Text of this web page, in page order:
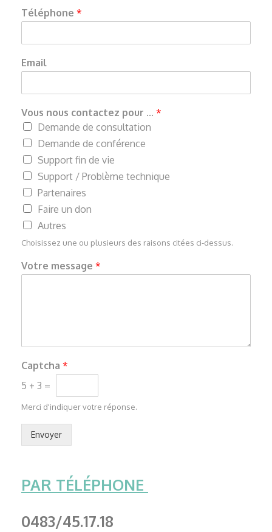
Téléphone *
Email
Vous nous contactez pour ... *
Demande de consultation
Demande de conférence
Support fin de vie
Support / Problème technique
Partenaires
Faire un don
Autres
Choisissez une ou plusieurs des raisons citées ci-dessus.
Votre message *
Captcha *
5 + 3 =
Merci d'indiquer votre réponse.
Envoyer
PAR TÉLÉPHONE
0483/45.17.18